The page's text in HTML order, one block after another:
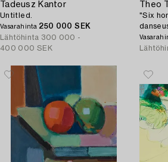
Tadeusz Kantor
Untitled.
Vasarahinta 250 000 SEK
Lähtöhinta 300 000 -
400 000 SEK
Theo
"Six